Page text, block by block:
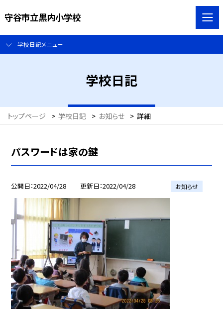
守谷市立黒内小学校
学校日記メニュー
学校日記
トップページ > 学校日記 > お知らせ > 詳細
パスワードは家の鍵
公開日 2022/04/28 更新日 2022/04/28 お知らせ